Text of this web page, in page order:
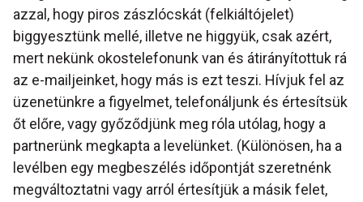
azzal, hogy piros zászlócskát (felkiáltójelet)
biggyesztünk mellé, illetve ne higgyük, csak azért,
mert nekünk okostelefonunk van és átirányítottuk rá
az e-mailjeinket, hogy más is ezt teszi. Hívjuk fel az
üzenetünkre a figyelmet, telefonáljunk és értesítsük
őt előre, vagy győződjünk meg róla utólag, hogy a
partnerünk megkapta a levelünket. (Különösen, ha a
levélben egy megbeszélés időpontját szeretnénk
megváltoztatni vagy arról értesítjük a másik felet,